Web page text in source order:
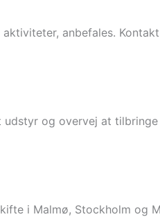
anbefales.
og overvej at
i Malmø, Stockholm og